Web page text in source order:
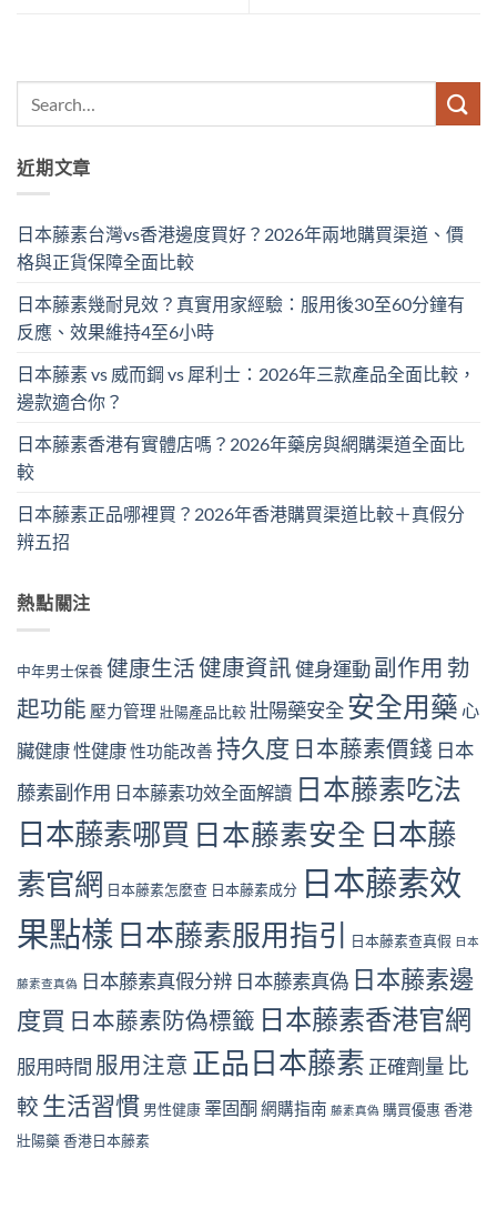
近期文章
日本藤素台灣vs香港邊度買好？2026年兩地購買渠道、價
格與正貨保障全面比較
日本藤素幾耐見效？真實用家經驗：服用後30至60分鐘有
反應、效果維持4至6小時
日本藤素 vs 威而鋼 vs 犀利士：2026年三款產品全面比較，
邊款適合你？
日本藤素香港有實體店嗎？2026年藥房與網購渠道全面比
較
日本藤素正品哪裡買？2026年香港購買渠道比較＋真假分
辨五招
熱點關注
中年男士保養健康生活健康資訊健身運動副作用 勃
起功能 壓力管理 壯陽產品比較壯陽藥安全安全用藥 心
臟健康性健康性功能改善 持久度 日本藤素價錢 日本
藤素副作用 日本藤素功效全面解讀 日本藤素吃法
日本藤素哪買 日本藤素安全 日本藤
素官網 日本藤素怎麼查 日本藤素成分 日本藤素效
果點樣 日本藤素服用指引 日本藤素查真假 日本
藤素查真偽 日本藤素真假分辨 日本藤素真偽 日本藤素邊
度買 日本藤素防偽標籤 日本藤素香港官網
服用時間 服用注意 正品日本藤素 正確劑量 比
較 生活習慣 男性健康睪固酮網購指南 藤素真偽 購買優惠 香港
壯陽藥香港日本藤素